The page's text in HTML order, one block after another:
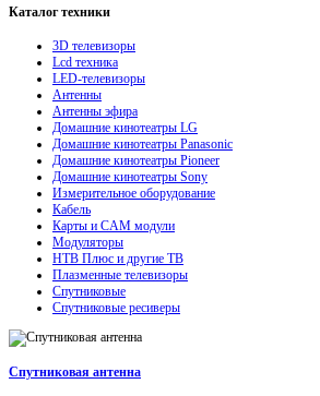
Каталогтехники
3D телевизоры
Lcd техника
LED-телевизоры
Антенны
Антенны эфира
Домашние кинотеатры LG
Домашние кинотеатры Panasonic
Домашние кинотеатры Pioneer
Домашние кинотеатры Sony
Измерительное оборудование
Кабель
Карты и CAM модули
Модуляторы
НТВ Плюс и другие ТВ
Плазменные телевизоры
Спутниковые
Спутниковые ресиверы
Спутниковая антенна